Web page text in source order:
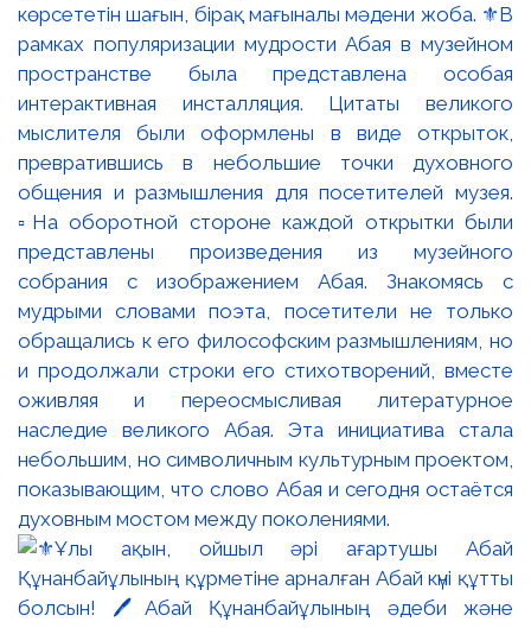
көрсететін шағын, бірақ мағыналы мәдени жоба. ⚜️В
рамках популяризации мудрости Абая в музейном
пространстве была представлена особая
интерактивная инсталляция. Цитаты великого
мыслителя были оформлены в виде открыток,
превратившись в небольшие точки духовного
общения и размышления для посетителей музея.
▫️На оборотной стороне каждой открытки были
представлены произведения из музейного
собрания с изображением Абая. Знакомясь с
мудрыми словами поэта, посетители не только
обращались к его философским размышлениям, но
и продолжали строки его стихотворений, вместе
оживляя и переосмысливая литературное
наследие великого Абая. Эта инициатива стала
небольшим, но символичным культурным проектом,
показывающим, что слово Абая и сегодня остаётся
духовным мостом между поколениями.